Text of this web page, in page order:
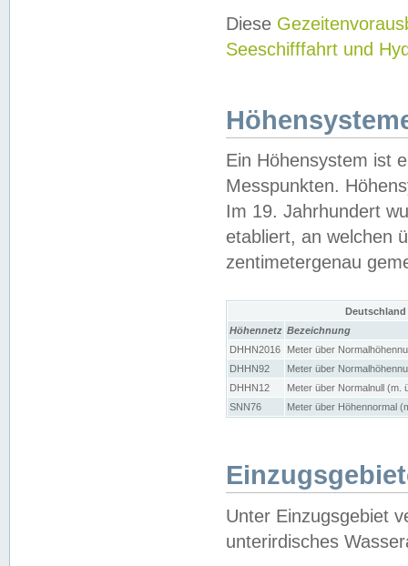
Diese
Seeschifffahrt und
Ein Höhensystem ist
Messpunkten.
Im 19. Jahrhundert
etabliert, an welchen
zentimetergenau
Höhennetz Bezeichnung
DHHN2016
Meter über
DHHN92
Meter über
DHHN12
Meter über Normalnull (m.
SNN76
Meter über Höhennormal
Unter Einzugsgebiet
unterirdisches